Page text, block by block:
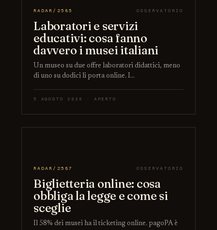
RADAR/2585 OSSERVATORIO
Laboratori e servizi
educativi: cosa fanno
davvero i musei italiani
Un museo su due offre laboratori didattici, meno
di uno su dodici li porta online. I…
5 AGOSTO 2026 · APERTO
RADAR/2587 OSSERVATORIO
Biglietteria online: cosa
obbliga la legge e come si
sceglie
Il 58% dei musei ha il ticketing online. pagoPA è